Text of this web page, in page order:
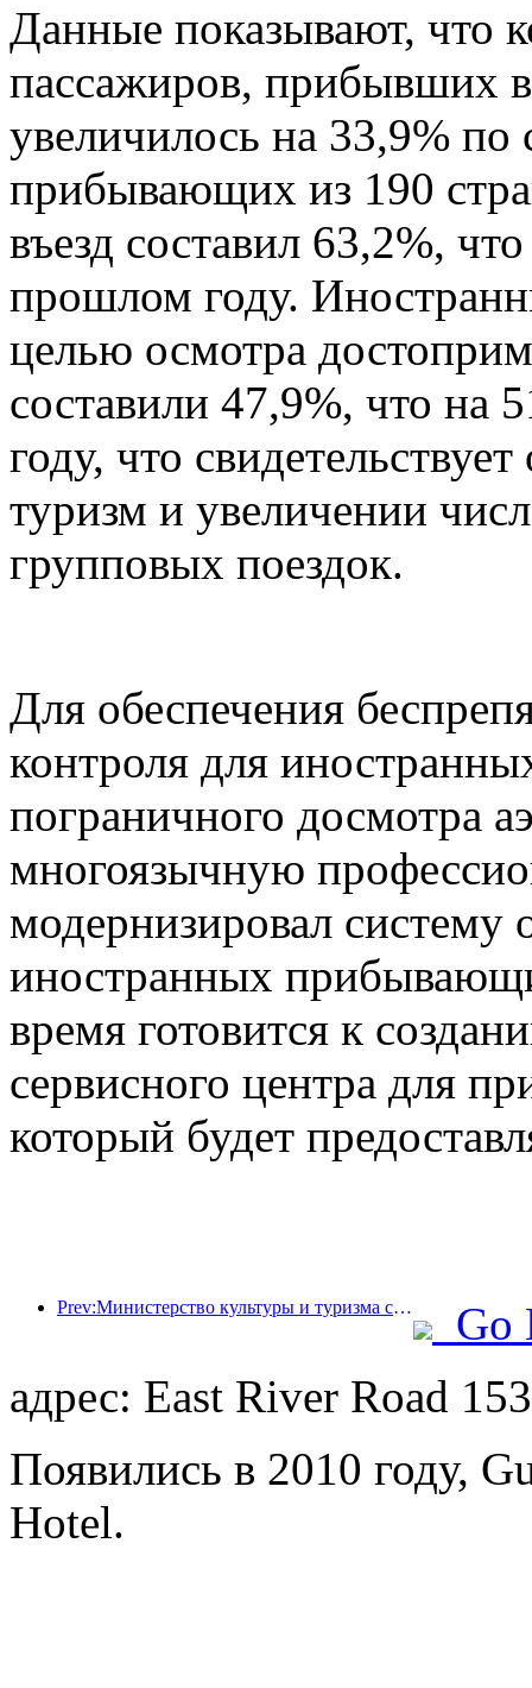
Данные показывают, что
пассажиров, прибывших в
увеличилось на 33,9%
прибывающих из 190
въезд составил 63,2%,
прошлом году.
целью осмотра
составили 47,9%, что
году, что
туризм и увеличении
групповых поездок.
Для обеспечения
контроля для
пограничного досмотра
многоязычную
модернизировал систему
иностранных
время готовится к
сервисного центра для
который будет
Prev:Министерство культуры и туризма сообщило, что в 2025 году 16 994 достопримечательности категории А посетили 7,51 миллиарда человек, что принесло доход от туризма в размере 554,49 миллиарда юаней.
Go
адрес: East River Road 153
Появились в 2010 году,
Hotel.